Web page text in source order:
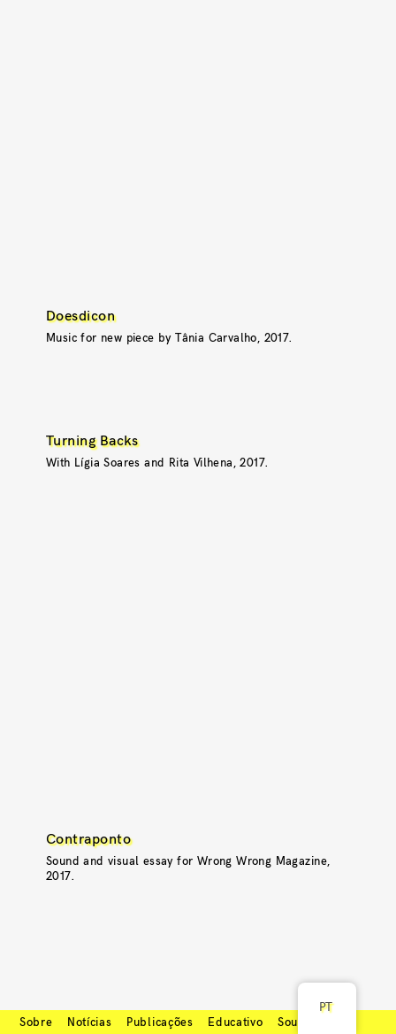
Doesdicon
Music for new piece by Tânia Carvalho, 2017.
Turning Backs
With Lígia Soares and Rita Vilhena, 2017.
Contraponto
Sound and visual essay for Wrong Wrong Magazine,
2017.
PT
Sobre Notícias Publicações Educativo Soundcloud